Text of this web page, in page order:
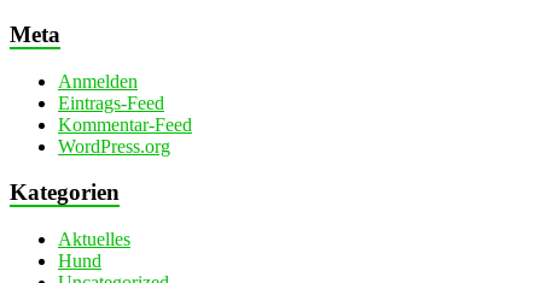
Meta
Anmelden
Eintrags-Feed
Kommentar-Feed
WordPress.org
Kategorien
Aktuelles
Hund